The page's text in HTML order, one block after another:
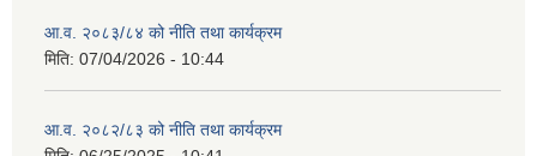
आ.व. २०८३/८४ को नीति तथा कार्यक्रम
मिति: 07/04/2026 - 10:44
आ.व. २०८२/८३ को नीति तथा कार्यक्रम